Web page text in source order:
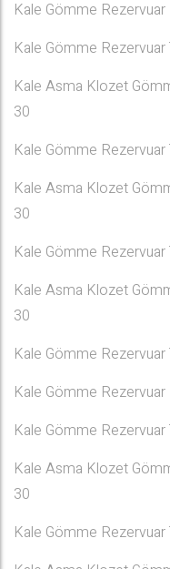
Kale Gömme
Kale Gömme
Kale Asma Klozet
30
Kale Gömme
Kale Asma Klozet
30
Kale Gömme
Kale Asma Klozet
30
Kale Gömme
Kale Gömme
Kale Gömme
Kale Asma Klozet
30
Kale Gömme